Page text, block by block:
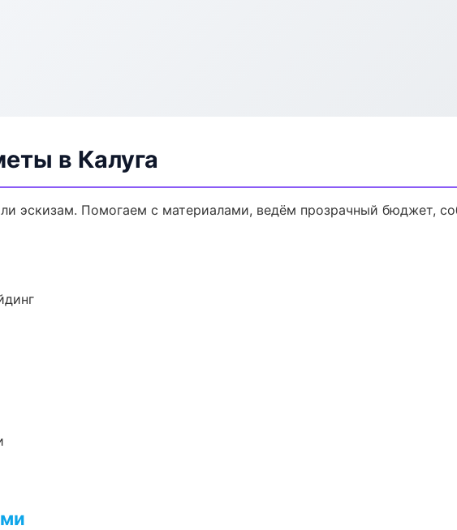
в Калуга
эскизам. Помогаем с материалами, ведём прозрачный бюджет,